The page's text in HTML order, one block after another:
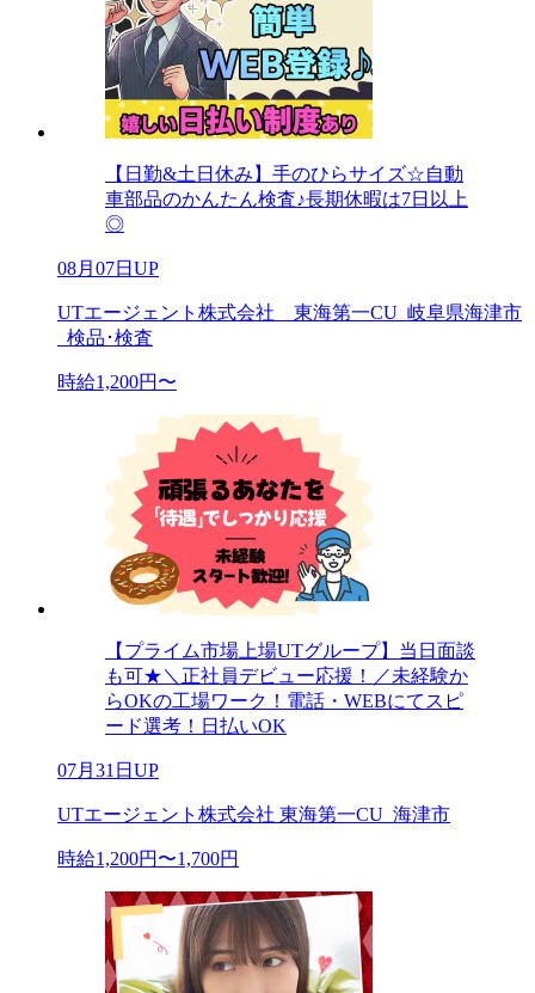
【日勤&土日休み】手のひらサイズ☆自動
車部品のかんたん検査♪長期休暇は7日以上
◎
08月07日UP
UTエージェント株式会社 東海第一CU_岐阜県海津市
_検品･検査
時給1,200円〜
【プライム市場上場UTグループ】当日面談
も可★＼正社員デビュー応援！／未経験か
らOKの工場ワーク！電話・WEBにてスピ
ード選考！日払いOK
07月31日UP
UTエージェント株式会社 東海第一CU_海津市
時給1,200円〜1,700円